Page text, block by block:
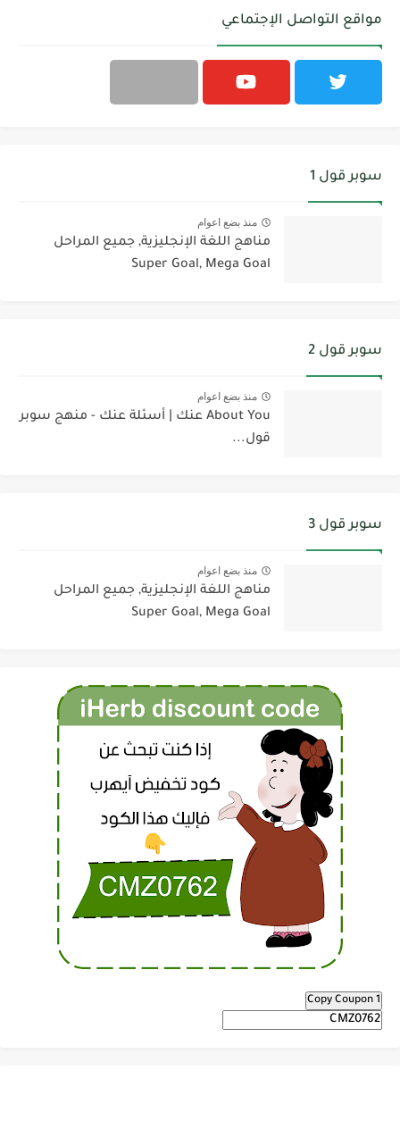
مواقع التواصل الإجتماعي
سوبر قول 1
منذ بضع اعوام
مناهج اللغة الإنجليزية, جميع المراحل
Super Goal, Mega Goal
سوبر قول 2
منذ بضع اعوام
About You عنك | أسئلة عنك - منهج سوبر
قول...
سوبر قول 3
منذ بضع اعوام
مناهج اللغة الإنجليزية, جميع المراحل
Super Goal, Mega Goal
Copy Coupon 1